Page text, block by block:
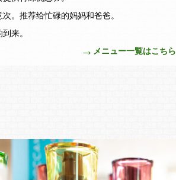
。推荐给忙碌的妈妈和爸爸。
来。
メニュー一覧はこちら